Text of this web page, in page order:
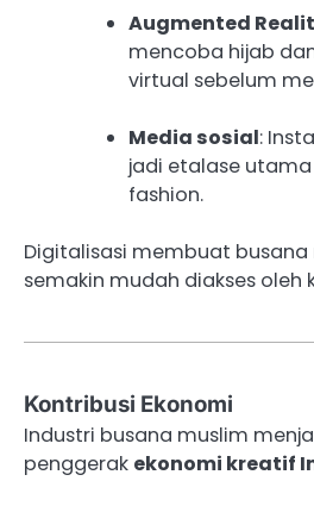
Augmented
mencoba hijab
virtual sebelum
Media sosial:
jadi etalase
fashion.
Digitalisasi membuat busana
semakin mudah diakses oleh
Kontribusi Ekonomi
Industri busana muslim
penggerak ekonomi kreatif